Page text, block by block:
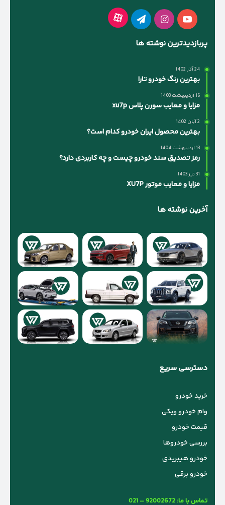
یوتیوباینستاگرام
تلگرام آپارات
پربازدیدترین نوشته ها
24 آذر 1402
بهترین رنگ خودرو تارا
16 اردیبهشت 1403
مزایا و معایب سورن پلاس xu7p
2 آبان 1402
بهترین محصول ایران خودرو کدام است؟
13 اردیبهشت 1404
رمز تصدیق سند خودرو چیست و چه کاربردی دارد؟
31 تیر 1403
مزایا و معایب موتور XU7P
آخرین نوشته ها
دسترسی سریع
خرید خودرو
وام خودرو ویکی
قیمت خودرو
بررسی خودروها
خودرو هیبریدی
خودرو برقی
تماس با ما: 021 – 92002672